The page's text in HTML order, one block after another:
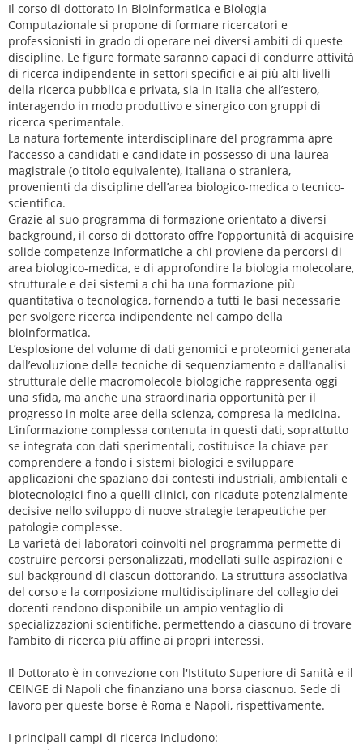
Il corso di dottorato in Bioinformatica e Biologia
Computazionale si propone di formare ricercatori e
professionisti in grado di operare nei diversi ambiti di queste
discipline. Le figure formate saranno capaci di condurre attività
di ricerca indipendente in settori specifici e ai più alti livelli
della ricerca pubblica e privata, sia in Italia che all’estero,
interagendo in modo produttivo e sinergico con gruppi di
ricerca sperimentale.
La natura fortemente interdisciplinare del programma apre
l’accesso a candidati e candidate in possesso di una laurea
magistrale (o titolo equivalente), italiana o straniera,
provenienti da discipline dell’area biologico-medica o tecnico-
scientifica.
Grazie al suo programma di formazione orientato a diversi
background, il corso di dottorato offre l’opportunità di acquisire
solide competenze informatiche a chi proviene da percorsi di
area biologico-medica, e di approfondire la biologia molecolare,
strutturale e dei sistemi a chi ha una formazione più
quantitativa o tecnologica, fornendo a tutti le basi necessarie
per svolgere ricerca indipendente nel campo della
bioinformatica.
L’esplosione del volume di dati genomici e proteomici generata
dall’evoluzione delle tecniche di sequenziamento e dall’analisi
strutturale delle macromolecole biologiche rappresenta oggi
una sfida, ma anche una straordinaria opportunità per il
progresso in molte aree della scienza, compresa la medicina.
L’informazione complessa contenuta in questi dati, soprattutto
se integrata con dati sperimentali, costituisce la chiave per
comprendere a fondo i sistemi biologici e sviluppare
applicazioni che spaziano dai contesti industriali, ambientali e
biotecnologici fino a quelli clinici, con ricadute potenzialmente
decisive nello sviluppo di nuove strategie terapeutiche per
patologie complesse.
La varietà dei laboratori coinvolti nel programma permette di
costruire percorsi personalizzati, modellati sulle aspirazioni e
sul background di ciascun dottorando. La struttura associativa
del corso e la composizione multidisciplinare del collegio dei
docenti rendono disponibile un ampio ventaglio di
specializzazioni scientifiche, permettendo a ciascuno di trovare
l’ambito di ricerca più affine ai propri interessi.
Il Dottorato è in convezione con l'Istituto Superiore di Sanità e il
CEINGE di Napoli che finanziano una borsa ciascnuo. Sede di
lavoro per queste borse è Roma e Napoli, rispettivamente.
I principali campi di ricerca includono: